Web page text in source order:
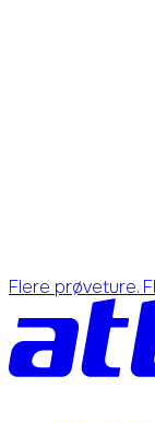
Flere prøveture.